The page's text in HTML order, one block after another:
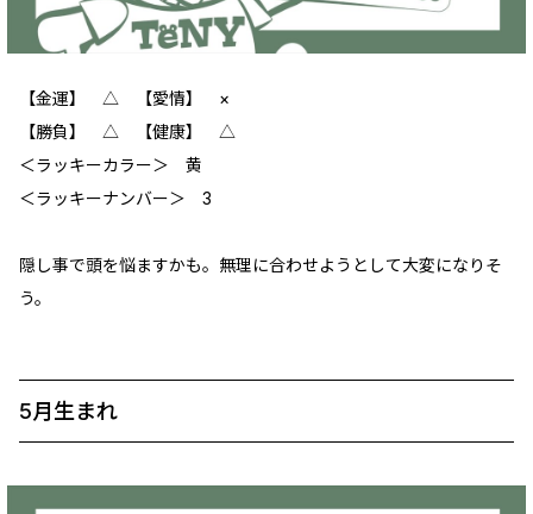
【金運】 ‪‪△ 【愛情】 ×
【勝負】 △ 【健康】 △
＜ラッキーカラー＞ 黄
＜ラッキーナンバー＞ 3
隠し事で頭を悩ますかも。無理に合わせようとして大変になりそ
う。
5月生まれ